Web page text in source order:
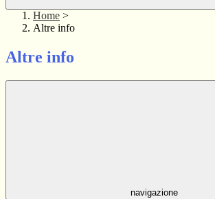
Home >
Altre info
Altre info
navigazione